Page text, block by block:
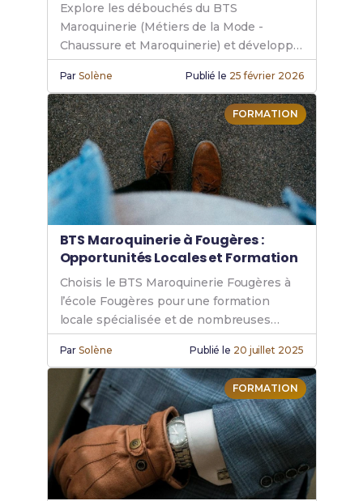
Explore les débouchés du BTS
Maroquinerie (Métiers de la Mode -
Chaussure et Maroquinerie) et développe
ta carrière maroquinerie dans les métiers
de la mode.
ParSolène Publié le 25 février 2026
FORMATION
BTS Maroquinerie à Fougères :
Opportunités Locales et Formation
Choisis le BTS Maroquinerie Fougères à
l’école Fougères pour une formation
locale spécialisée et de nombreuses
opportunités dans la maroquinerie.
ParSolène Publié le 20 juillet 2025
FORMATION